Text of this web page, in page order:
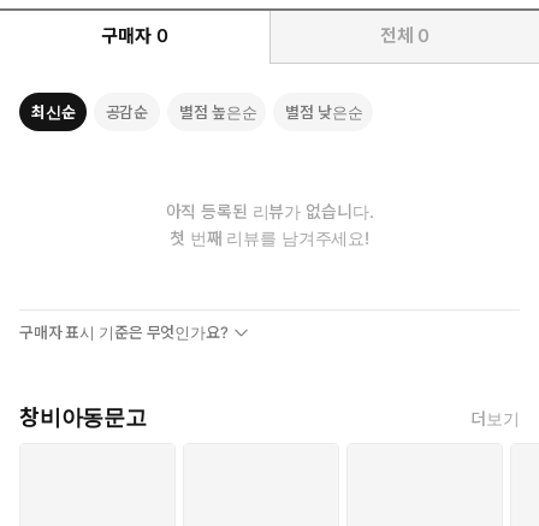
낯선 소년의 입에서 나온 첫마디였다.
잊힌 이름을 불러 주는 용기
은 비밀 들판에서 두 아이는 또 한 번 예상치 못한 일을 겪는다. 들판
한쪽 폐건물에서 허름한 차림의 깡마른 소년 ‘동수’가 나타난 것이
수가 등장한 순간부터 이야기는 본격적으로 속도를 올려 독자를 한
걸음씩 역사의 한복판으로 이끈다. 두 아이는 동수를 직접 보고도
생각하며 동수를 돕기로 결심한다. 어떤 어른도 두 아이의 말을 믿
구매자 0 전체 0
최신순 공감순 별점 높은순 별점 낮은순
아직 등록된 리뷰가 없습니다.
첫 번째 리뷰를 남겨주세요!
구매자 표시 기준은 무엇인가요?
창비아동문고 더보기